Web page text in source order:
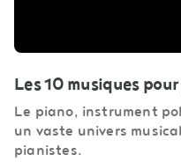
Les 10 musiques
Le piano, instrument
un vaste univers
pianistes.